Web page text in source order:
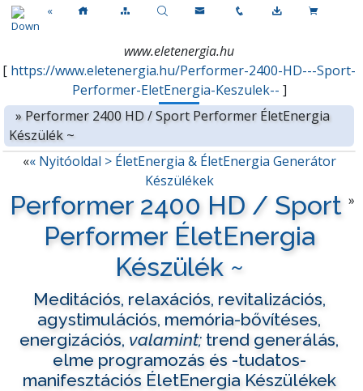
«
www.eletenergia.hu
[ https://www.eletenergia.hu/Performer-2400-HD---Sport-
Performer-EletEnergia-Keszulek-- ]
» Performer 2400 HD / Sport Performer ÉletEnergia
Készülék ~
«« Nyitóoldal > ÉletEnergia & ÉletEnergia Generátor
Készülékek
»
Performer 2400 HD / Sport
Performer ÉletEnergia
Készülék ~
Meditációs, relaxációs, revitalizációs,
agystimulációs, memória-bővítéses,
energizációs, valamint; trend generálás,
elme programozás és -tudatos-
manifesztációs ÉletEnergia Készülékek